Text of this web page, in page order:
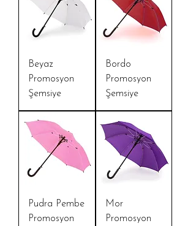
Beyaz
Promosyon
Şemsiye
Bordo
Promosyon
Şemsiye
Pudra Pembe
Promosyon
Mor
Promosyon